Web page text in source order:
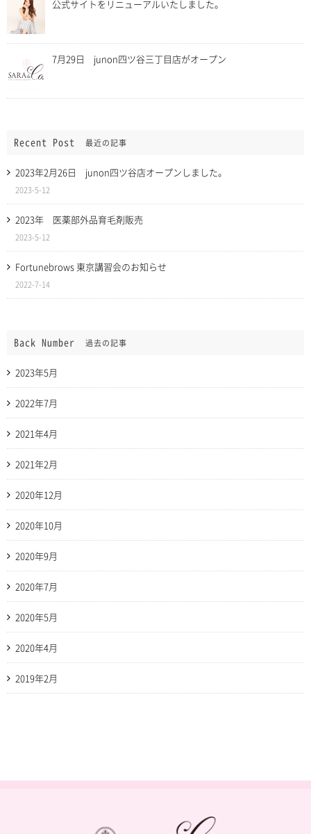
公式サイトをリニューアルいたしました。
7月29日 junon四ツ谷三丁目店がオープン
Recent Post 最近の記事
2023年2月26日 junon四ツ谷店オープンしました。
2023-5-12
2023年 医薬部外品育毛剤販売
2023-5-12
Fortunebrows 東京講習会のお知らせ
2022-7-14
Back Number 過去の記事
2023年5月
2022年7月
2021年4月
2021年2月
2020年12月
2020年10月
2020年9月
2020年7月
2020年5月
2020年4月
2019年2月